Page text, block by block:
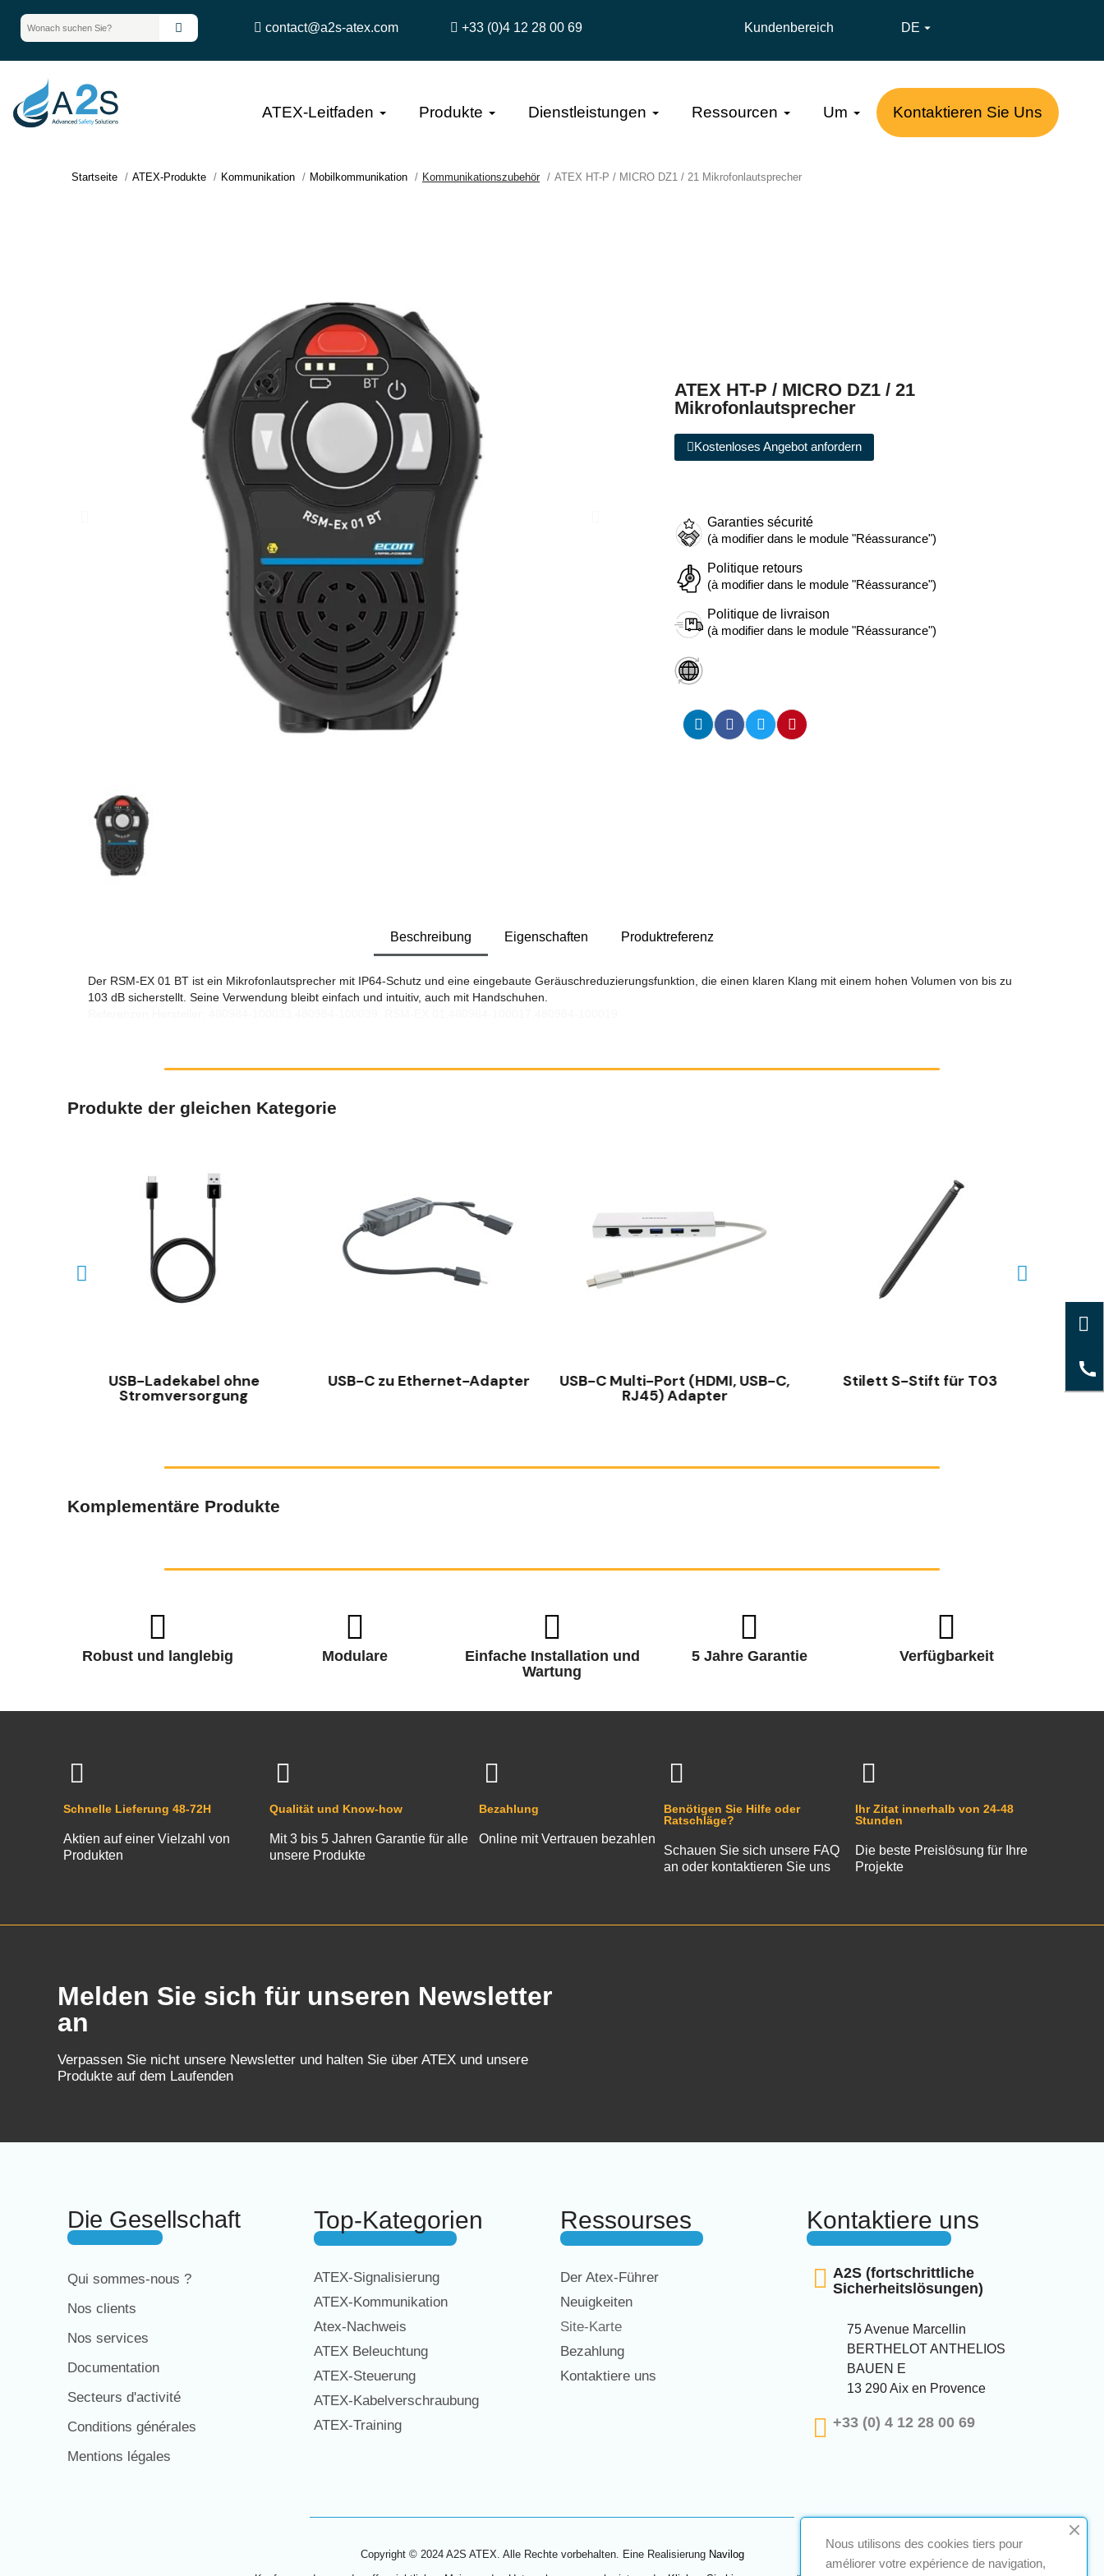
contact@a2s-atex.com +33 (0)4 12 28 00 69 Kundenbereich DE 
ATEX-Leitfaden Produkte Dienstleistungen Ressourcen Um Kontaktieren Sie Uns
Startseite ATEX-Produkte Kommunikation Mobilkommunikation Kommunikationszubehör ATEX HT-P / MICRO DZ1 / 21 Mikrofonlautsprecher
ATEX HT-P / MICRO DZ1 / 21
Mikrofonlautsprecher
Kostenloses Angebot anfordern
Garanties sécurité
(à modifier dans le module "Réassurance")
Politique retours
(à modifier dans le module "Réassurance")
Politique de livraison
(à modifier dans le module "Réassurance")
Beschreibung Eigenschaften Produktreferenz
Der RSM-EX 01 BT ist ein Mikrofonlautsprecher mit IP64-Schutz und eine eingebaute Geräuschreduzierungsfunktion, die einen klaren Klang mit einem hohen Volumen von bis zu
103 dB sicherstellt. Seine Verwendung bleibt einfach und intuitiv, auch mit Handschuhen.
Produkte der gleichen Kategorie
USB-Ladekabel ohne
Stromversorgung
USB-C zu Ethernet-Adapter USB-C Multi-Port (HDMI, USB-C,
RJ45) Adapter
Stilett S-Stift für T03 Fall
Komplementäre Produkte
Robust und langlebig Modulare
Einfache Installation und
Wartung
5 Jahre Garantie Verfügbarkeit
Schnelle Lieferung 48-72H
Aktien auf einer Vielzahl von
Produkten
Qualität und Know-how
Mit 3 bis 5 Jahren Garantie für alle
unsere Produkte
Bezahlung
Online mit Vertrauen bezahlen
Benötigen Sie Hilfe oder
Ratschläge?
Schauen Sie sich unsere FAQ
an oder kontaktieren Sie uns
Ihr Zitat innerhalb von 24-48
Stunden
Die beste Preislösung für Ihre
Projekte
Melden Sie sich für unseren Newsletter
an
Verpassen Sie nicht unsere Newsletter und halten Sie über ATEX und unsere
Produkte auf dem Laufenden
Die Gesellschaft
Qui sommes-nous ?
Nos clients
Nos services
Documentation
Secteurs d'activité
Conditions générales
Mentions légales
Top-Kategorien
ATEX-Signalisierung
ATEX-Kommunikation
Atex-Nachweis
ATEX Beleuchtung
ATEX-Steuerung
ATEX-Kabelverschraubung
ATEX-Training
Ressourses
Der Atex-Führer
Neuigkeiten
Site-Karte
Bezahlung
Kontaktiere uns
Kontaktiere uns
A2S (fortschrittliche
Sicherheitslösungen)
75 Avenue Marcellin
BERTHELOT ANTHELIOS
BAUEN E
13 290 Aix en Provence
+33 (0) 4 12 28 00 69
Copyright © 2024 A2S ATEX. Alle Rechte vorbehalten. Eine Realisierung Navilog
Nous utilisons des cookies tiers pour
améliorer votre expérience de navigation,